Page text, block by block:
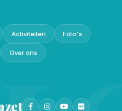
Activiteiten Foto's
Over ons